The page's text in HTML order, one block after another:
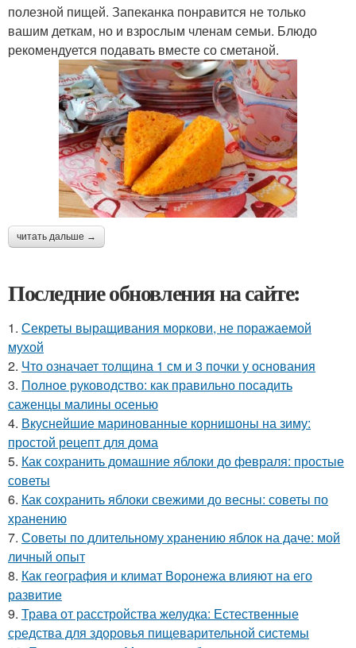
полезной пищей. Запеканка понравится не только
вашим деткам, но и взрослым членам семьи. Блюдо
рекомендуется подавать вместе со сметаной.
читать дальше →
Последние обновления на сайте:
1. Секреты выращивания моркови, не поражаемой
мухой
2. Что означает толщина 1 см и 3 почки у основания
3. Полное руководство: как правильно посадить
саженцы малины осенью
4. Вкуснейшие маринованные корнишоны на зиму:
простой рецепт для дома
5. Как сохранить домашние яблоки до февраля: простые
советы
6. Как сохранить яблоки свежими до весны: советы по
хранению
7. Советы по длительному хранению яблок на даче: мой
личный опыт
8. Как география и климат Воронежа влияют на его
развитие
9. Трава от расстройства желудка: Естественные
средства для здоровья пищеварительной системы